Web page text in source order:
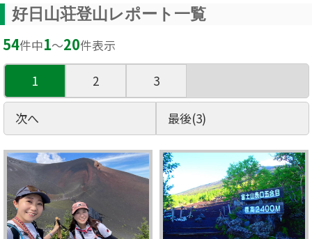
好日山荘登山レポート一覧
54件中1〜20件表示
1 2 3
次へ 最後(3)